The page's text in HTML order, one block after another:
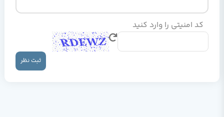
کد امنیتی را وارد کنید
ثبت نظر